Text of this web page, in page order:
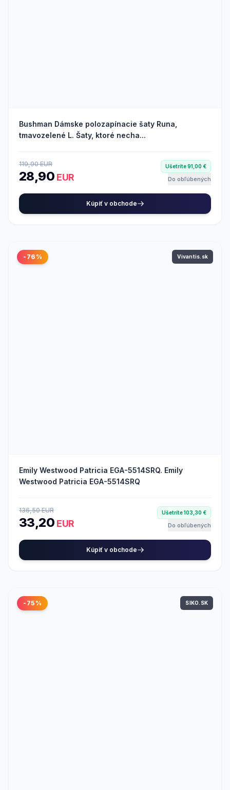
Bushman Dámske polozapínacie šaty Runa,
tmavozelené L. Šaty, ktoré necha...
119,90 EUR
28,90 EUR
Ušetríte 91,00 €
Do obľúbených
Kúpiť v obchode
-76% Vivantis.sk
Emily Westwood Patricia EGA-5514SRQ. Emily
Westwood Patricia EGA-5514SRQ
136,50 EUR
33,20 EUR
Ušetríte 103,30 €
Do obľúbených
Kúpiť v obchode
-75% SIKO.SK